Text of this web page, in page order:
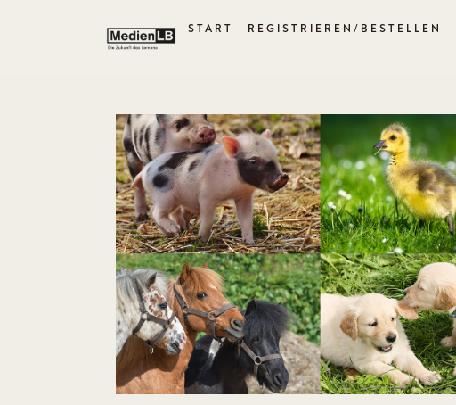
START REGISTRIEREN/BESTELLEN